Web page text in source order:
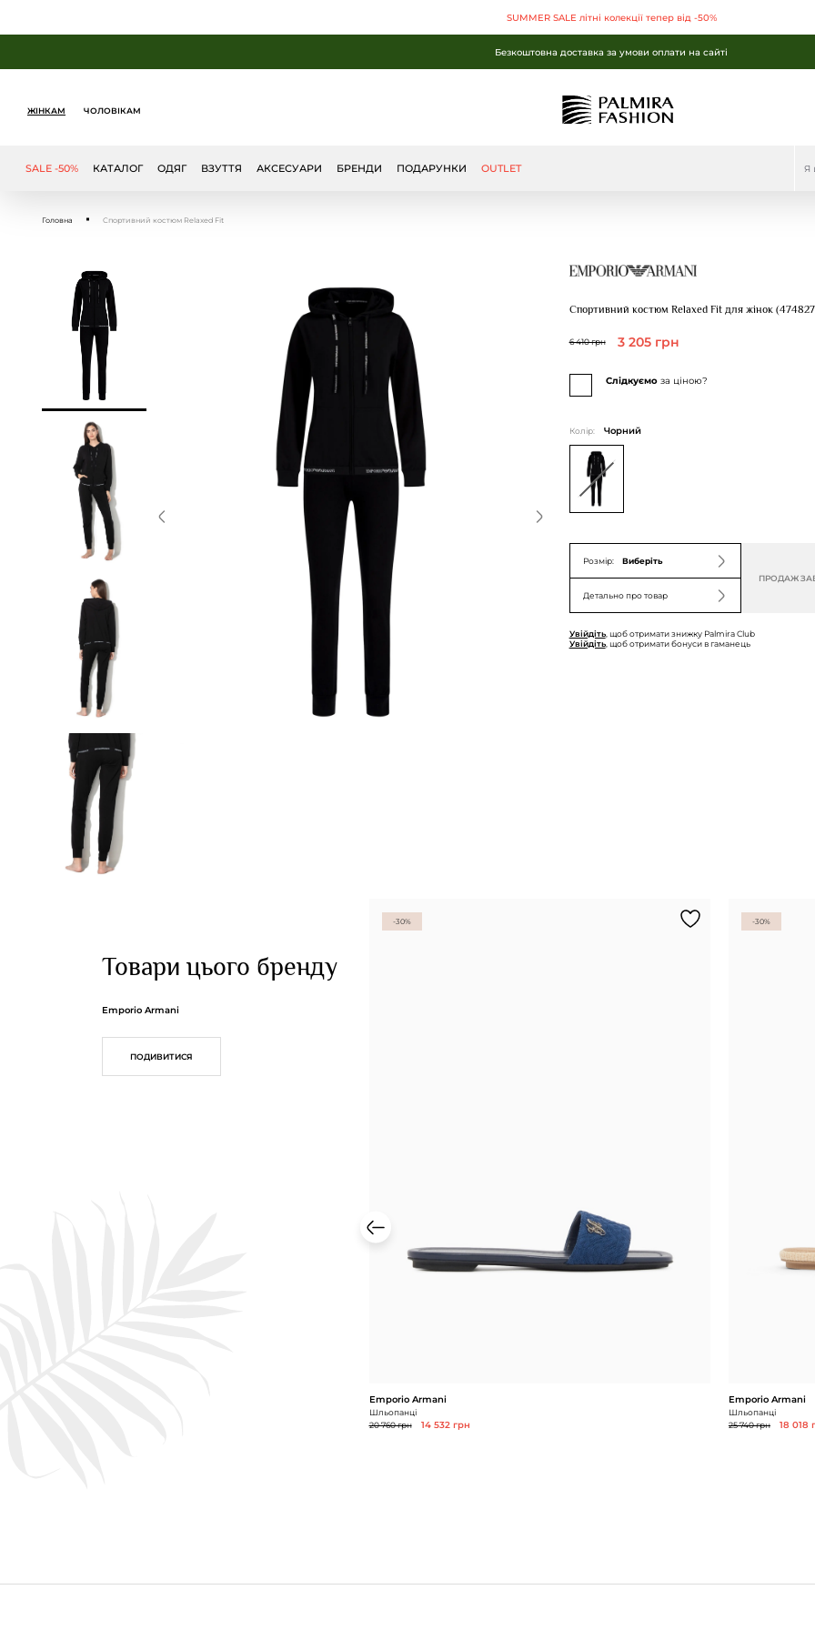
SUMMER SALE літні колекції тепер від -50%
SUMMER SALE літні колекції тепер від -50%
Безкоштовна доставка за умови оплати на сайті
Безкоштовна доставка за умови оплати на сайті
ЖІНКАМ ЧОЛОВІКАМ
SALE -50% БРЕНДИ
КАТАЛОГ ОДЯГ ВЗУТТЯ АКСЕСУАРИ ПОДАРУНКИ OUTLET
Головна Спортивний костюм Relaxed Fit
Спортивний костюм Relaxed Fit для жінок
6 410 грн 3 205 грн
Слідкуємоза ціною?
Колір: Чорний
Розмір: Виберіть
Детально про товар
ПРОДАЖ
Увійдіть, щоб отримати знижку Palmira Club
Увійдіть, щоб отримати бонуси в гаманець
Товари цього бренду
Emporio Armani
ПОДИВИТИСЯ
-30%
Emporio Armani
Шльопанці
20 760 грн
14 532 грн
-30%
Emporio Armani
Шльопанці
25 740 грн
18 018